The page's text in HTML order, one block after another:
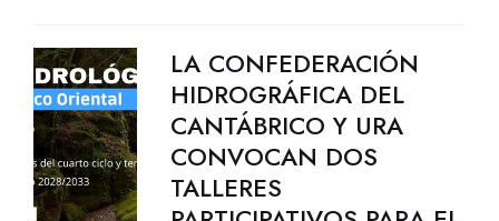
LA CONFEDERACIÓN
HIDROGRÁFICA DEL
CANTÁBRICO Y URA
CONVOCAN DOS
TALLERES